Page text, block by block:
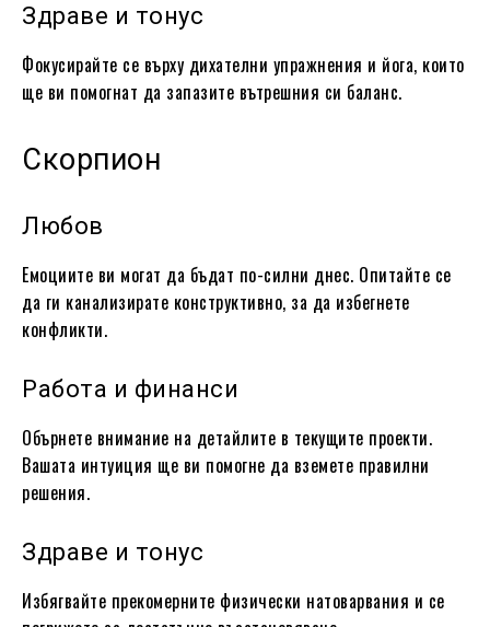
Здраве и тонус
Фокусирайте се върху дихателни упражнения и йога, които
ще ви помогнат да запазите вътрешния си баланс.
Скорпион
Любов
Емоциите ви могат да бъдат по-силни днес. Опитайте се
да ги канализирате конструктивно, за да избегнете
конфликти.
Работа и финанси
Обърнете внимание на детайлите в текущите проекти.
Вашата интуиция ще ви помогне да вземете правилни
решения.
Здраве и тонус
Избягвайте прекомерните физически натоварвания и се